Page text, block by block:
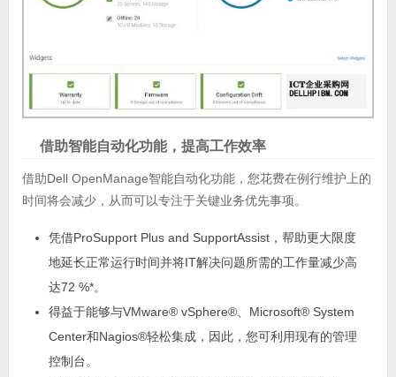
借助智能自动化功能，提高工作效率
借助Dell OpenManage智能自动化功能，您花费在例行维护上的
时间将会减少，从而可以专注于关键业务优先事项。
凭借ProSupport Plus and SupportAssist，帮助更大限度
地延长正常运行时间并将IT解决问题所需的工作量减少高
达72 %*。
得益于能够与VMware® vSphere®、Microsoft® System
Center和Nagios®轻松集成，因此，您可利用现有的管理
控制台。